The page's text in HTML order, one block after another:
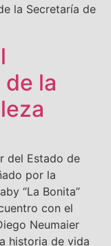
la Secretaría de
la
del Estado de
por la
“La Bonita”
con el
Neumaier
historia de vida